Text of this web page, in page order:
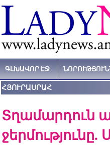
ԳԼԽԱՎՈՐ ԷՋ
ՀՅՈՒՐԱՍՐԱՀ
Տղամարդուն